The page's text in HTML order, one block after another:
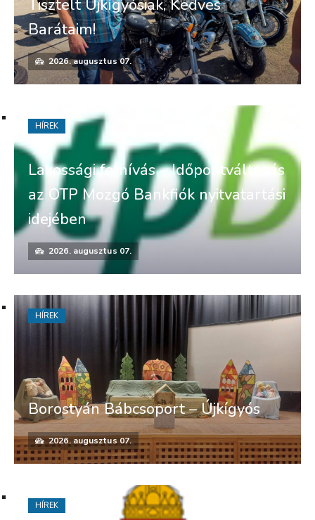
Tisztelt Újkígyósiak, Kedves
Barátaim!
2026. augusztus 07.
Lakossági felhívás – Időpontváltozás
az OTP Mozgó Bankfiók nyitvatartási
idejében
2026. augusztus 07.
HÍREK
Borostyán Bábcsoport – Újkígyós
2026. augusztus 07.
HÍREK
HÍREK